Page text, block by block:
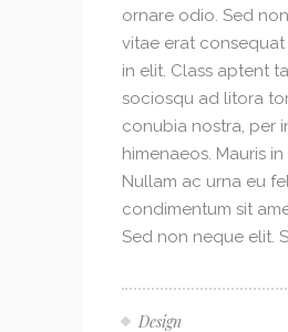
ornare odio. Sed
vitae erat
in elit. Class aptent
sociosqu ad litora
conubia nostra, per
himenaeos. Mauris
Nullam ac urna eu
condimentum sit
Sed non neque elit.
Design